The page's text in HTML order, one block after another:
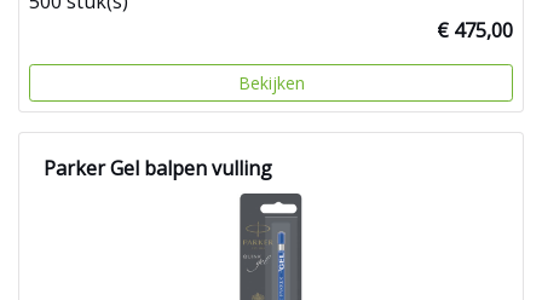
€ 475,00
Bekijken
Parker Gel balpen vulling